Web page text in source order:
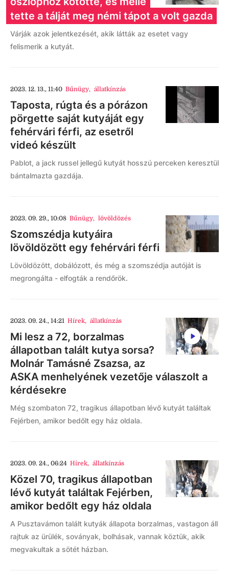
tette a tálját meg némi tápot a volt gazda
Várják azok jelentkezését, akik látták az esetet vagy
felismerik a kutyát.
2023. 12. 13., 11:40 Bűnügy, állatkínzás
Taposta, rúgta és a pórázon
pörgette saját kutyáját egy
fehérvári férfi, az esetről
videó készült
Pablot, a jack russel jellegű kutyát hosszú perceken keresztül
bántalmazta gazdája.
2023. 09. 29., 10:08 Bűnügy, lövöldözés
Szomszédja kutyáira
lövöldözött egy fehérvári férfi
Lövöldözött, dobálózott, és még a szomszédja autóját is
megrongálta - elfogták a rendőrök.
2023. 09. 24., 14:21 Hírek, állatkínzás
Mi lesz a 72, borzalmas
állapotban talált kutya sorsa?
Molnár Tamásné Zsazsa, az
ASKA menhelyének vezetője válaszolt a
kérdésekre
Még szombaton 72, tragikus állapotban lévő kutyát találtak
Fejérben, amikor bedőlt egy ház oldala.
2023. 09. 24., 06:24 Hírek, állatkínzás
Közel 70, tragikus állapotban
lévő kutyát találtak Fejérben,
amikor bedőlt egy ház oldala
A Pusztavámon talált kutyák állapota borzalmas, vastagon áll
rajtuk az ürülék, soványak, bolhásak, vannak köztük, akik
megvakultak a sötét házban.